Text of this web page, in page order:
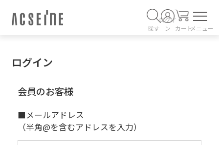
探す
ログイ
ン
カートメニュー
ログイン
会員のお客様
■メールアドレス
（半角@を含むアドレスを入力）